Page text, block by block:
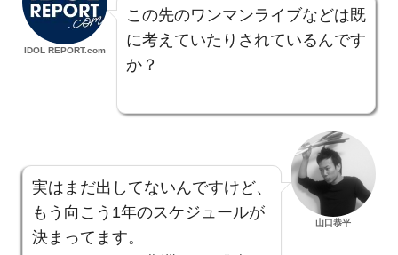
IDOL REPORT.com
この先のワンマンライブなどは既
に考えていたりされているんです
か？
実はまだ出してないんですけど、
もう向こう1年のスケジュールが
決まってます。
山口恭平